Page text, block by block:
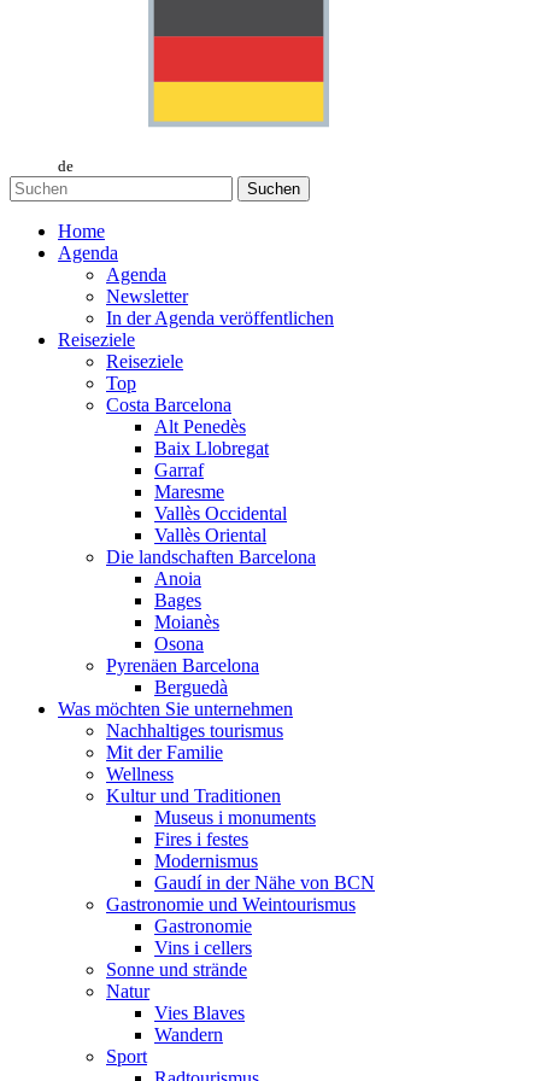
de
Suchen
Home
Agenda
Agenda
Newsletter
In der Agenda veröffentlichen
Reiseziele
Reiseziele
Top
Costa Barcelona
Alt Penedès
Baix Llobregat
Garraf
Maresme
Vallès Occidental
Vallès Oriental
Die landschaften Barcelona
Anoia
Bages
Moianès
Osona
Pyrenäen Barcelona
Berguedà
Was möchten Sie unternehmen
Nachhaltiges tourismus
Mit der Familie
Wellness
Kultur und Traditionen
Museus i monuments
Fires i festes
Modernismus
Gaudí in der Nähe von BCN
Gastronomie und Weintourismus
Gastronomie
Vins i cellers
Sonne und strände
Natur
Vies Blaves
Wandern
Sport